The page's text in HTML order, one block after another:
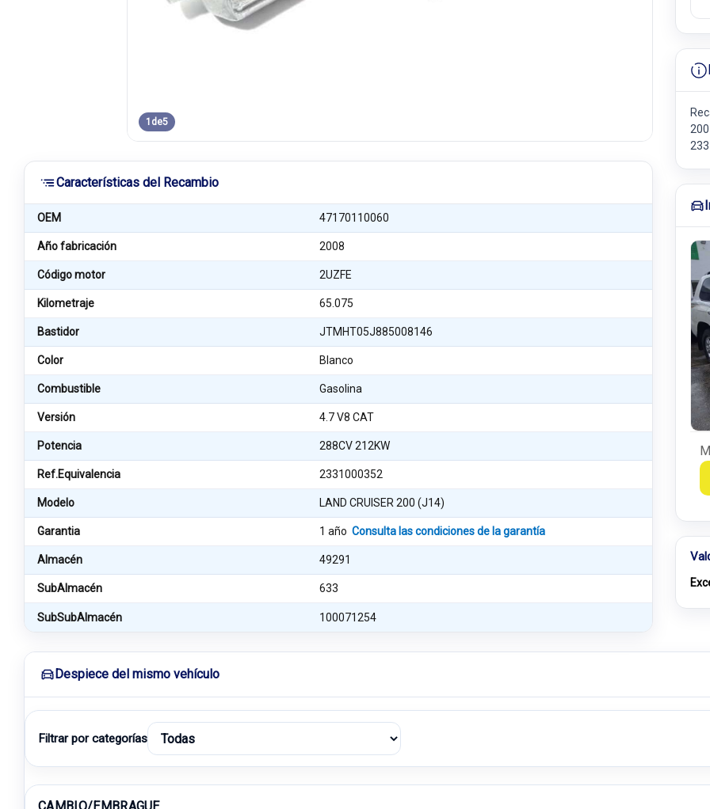
1 de5
Características del Recambio
OEM 47170110060
Año fabricación 2008
Código motor 2UZFE
Kilometraje 65.075
Bastidor JTMHT05J885008146
Color Blanco
Combustible Gasolina
Versión 4.7 V8 CAT
Potencia 288CV 212KW
Ref.Equivalencia 2331000352
Modelo LAND CRUISER 200 (J14)
Garantia 1 añoConsulta las condiciones de la garantía
Almacén 49291
SubAlmacén 633
SubSubAlmacén 100071254
Despiece del mismo vehículo
Filtrar por categorías
CAMBIO/EMBRAGUE